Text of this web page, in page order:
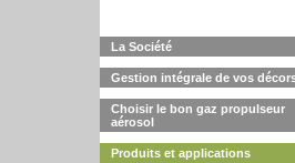
La Société
Gestion intégrale de vos
Choisir le bon gaz propulseur
aérosol
Produits et applications